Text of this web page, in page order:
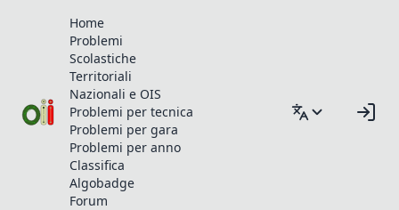
Home
Problemi
Scolastiche
Territoriali
Nazionali e OIS
Problemi per tecnica
Problemi per gara
Problemi per anno
Classifica
Algobadge
Forum